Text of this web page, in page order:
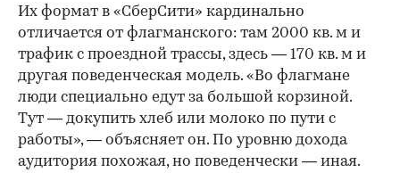
Их формат в «СберСити» кардинально
отличается от флагманского: там 2000 кв. м и
трафик с проездной трассы, здесь — 170 кв. м и
другая поведенческая модель. «Во флагмане
люди специально едут за большой корзиной.
Тут — докупить хлеб или молоко по пути с
работы», — объясняет он. По уровню дохода
аудитория похожая, но поведенчески — иная.